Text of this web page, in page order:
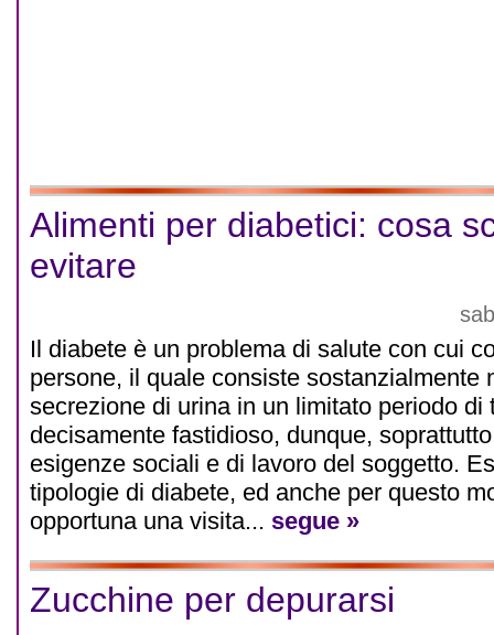
Alimenti per diabetici: cosa
evitare
Il diabete è un problema di salute con cui
persone, il quale consiste sostanzialmente
secrezione di urina in un limitato periodo di
decisamente fastidioso, dunque,
esigenze sociali e di lavoro del soggetto.
tipologie di diabete, ed anche per questo
opportuna una visita... segue »
Zucchine per depurarsi